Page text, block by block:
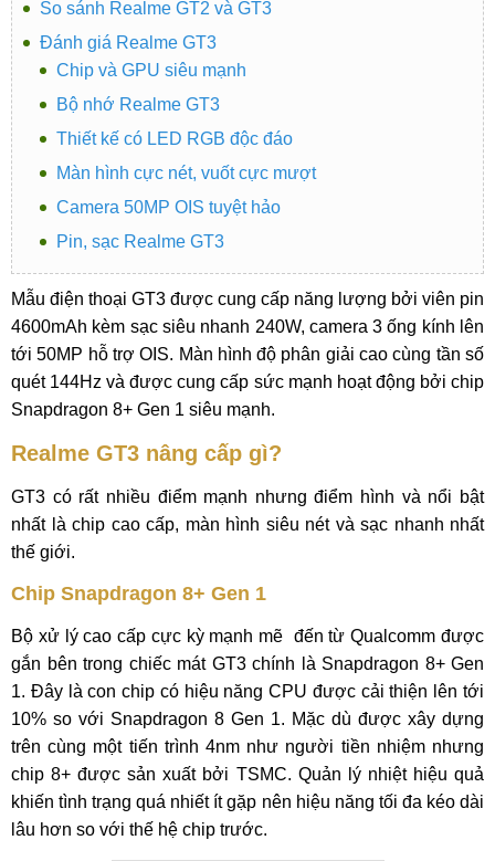
So sánh Realme GT2 và GT3
Đánh giá Realme GT3
Chip và GPU siêu mạnh
Bộ nhớ Realme GT3
Thiết kế có LED RGB độc đáo
Màn hình cực nét, vuốt cực mượt
Camera 50MP OIS tuyệt hảo
Pin, sạc Realme GT3
Mẫu điện thoại GT3 được cung cấp năng lượng bởi viên pin
4600mAh kèm sạc siêu nhanh 240W, camera 3 ống kính lên
tới 50MP hỗ trợ OIS. Màn hình độ phân giải cao cùng tần số
quét 144Hz và được cung cấp sức mạnh hoạt động bởi chip
Snapdragon 8+ Gen 1 siêu mạnh.
Realme GT3 nâng cấp gì?
GT3 có rất nhiều điểm mạnh nhưng điểm hình và nổi bật
nhất là chip cao cấp, màn hình siêu nét và sạc nhanh nhất
thế giới.
Chip Snapdragon 8+ Gen 1
Bộ xử lý cao cấp cực kỳ mạnh mẽ đến từ Qualcomm được
gắn bên trong chiếc mát GT3 chính là Snapdragon 8+ Gen
1. Đây là con chip có hiệu năng CPU được cải thiện lên tới
10% so với Snapdragon 8 Gen 1. Mặc dù được xây dựng
trên cùng một tiến trình 4nm như người tiền nhiệm nhưng
chip 8+ được sản xuất bởi TSMC. Quản lý nhiệt hiệu quả
khiến tình trạng quá nhiết ít gặp nên hiệu năng tối đa kéo dài
lâu hơn so với thế hệ chip trước.